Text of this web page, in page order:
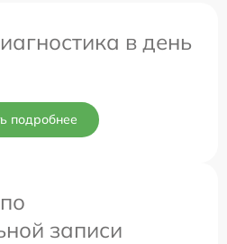
в день
подробнее
записи